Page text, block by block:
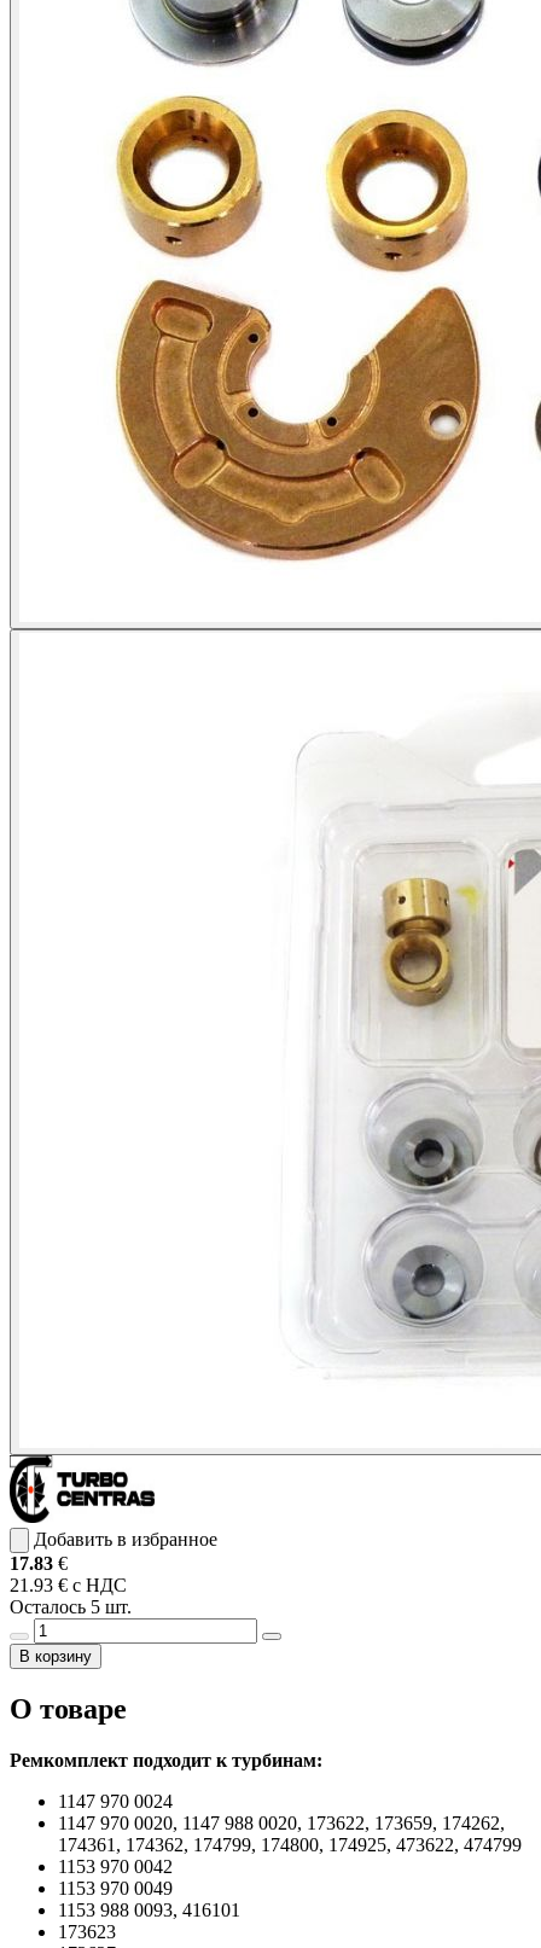
Добавить в избранное
17.83 €
21.93 € с НДС
Осталось 5 шт.
В корзину
О товаре
Ремкомплект подходит к турбинам:
1147 970 0024
1147 970 0020, 1147 988 0020, 173622, 173659, 174262,
174361, 174362, 174799, 174800, 174925, 473622, 474799
1153 970 0042
1153 970 0049
1153 988 0093, 416101
173623